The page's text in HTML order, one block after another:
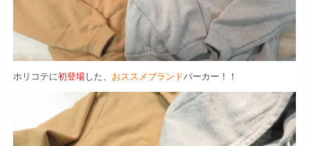
ホリコテに初登場した、 おススメブランドパーカー！！